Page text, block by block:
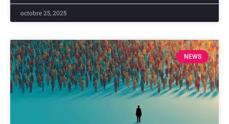
octobre 25, 2025
NEWS